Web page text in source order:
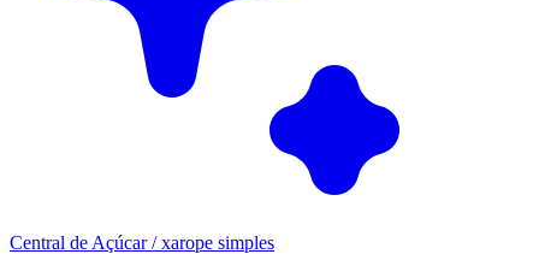
Central de Açúcar / xarope simples